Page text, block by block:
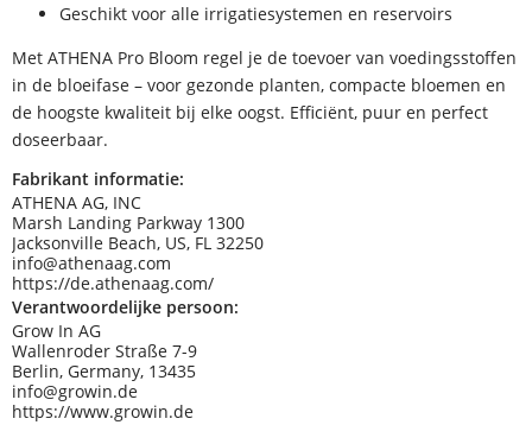
Geschikt voor alle irrigatiesystemen en reservoirs
Met ATHENA Pro Bloom regel je de toevoer van voedingsstoffen
in de bloeifase – voor gezonde planten, compacte bloemen en
de hoogste kwaliteit bij elke oogst. Efficiënt, puur en perfect
doseerbaar.
Fabrikant informatie:
ATHENA AG, INC
Marsh Landing Parkway 1300
Jacksonville Beach, US, FL 32250
info@athenaag.com
https://de.athenaag.com/
Verantwoordelijke persoon:
Grow In AG
Wallenroder Straße 7-9
Berlin, Germany, 13435
info@growin.de
https://www.growin.de